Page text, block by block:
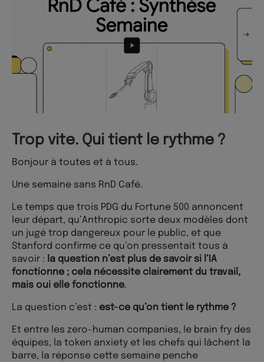
Trop vite. Qui tient le rythme ?
Bonjour à toutes et à tous.
Une semaine sans RnD Café.
Le temps que trois PDG du Fortune 500 annoncent
leur départ, qu’Anthropic sorte deux modèles dont
un jugé trop dangereux pour le public, et que
Stanford confirme ce qu’on pressentait tous à
savoir : la question n’est plus de savoir si l’IA
fonctionne ; cela nécessite clairement du travail,
mais oui elle fonctionne.
La question c’est : est-ce qu’on tient le rythme ?
Et entre les zero-human companies, le brain fry des
équipes, la token anxiety et les chefs qui lâchent la
barre, la réponse cette semaine penche